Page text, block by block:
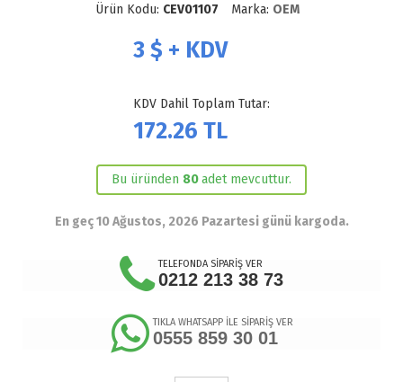
Ürün Kodu: CEV01107 Marka: OEM
3 $ + KDV
KDV Dahil Toplam Tutar:
172.26 TL
Bu üründen 80adet mevcuttur.
En geç 10 Ağustos, 2026 Pazartesi günü kargoda.
TELEFONDA SİPARİŞ VER
0212 213 38 73
TIKLA WHATSAPP İLE SİPARİŞ VER
0555 859 30 01